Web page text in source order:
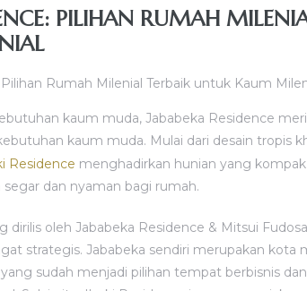
PILIHAN RUMAH
kaum muda, Jababeka Residence
kaum muda. Mulai dari desain tropis
Residence menghadirkan hunian yang
dan nyaman bagi rumah.
dirilis oleh Jababeka Residence & Mitsui
strategis. Jababeka sendiri merupakan
sudah menjadi pilihan tempat berbisnis